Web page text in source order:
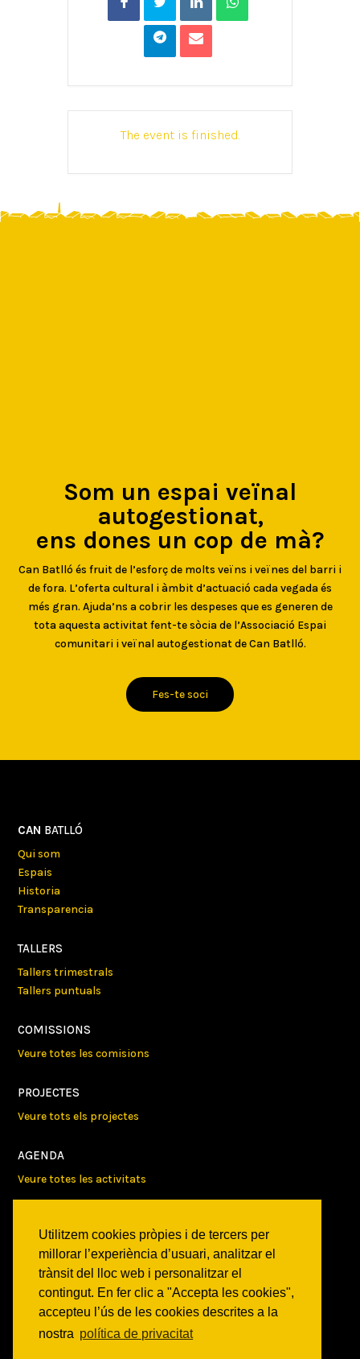
Utilitzem cookies pròpies i de tercers per
millorar l’experiència d’usuari, analitzar el
trànsit del lloc web i personalitzar el
contingut. En fer clic a "Accepta les cookies",
accepteu l’ús de les cookies descrites a la
nostra política de privacitat
The event is finished.
Som un espai veïnal
autogestionat,
ens dones un cop de mà?
Can Batlló és fruit de l’esforç de molts veïns i veïnes del barri i
de fora. L’oferta cultural i àmbit d’actuació cada vegada és
més gran. Ajuda’ns a cobrir les despeses que es generen de
tota aquesta activitat fent-te sòcia de l’Associació Espai
comunitari i veïnal autogestionat de Can Batlló.
Fes-te soci
CAN BATLLÓ
Qui som
Espais
Historia
Transparencia
TALLERS
Tallers trimestrals
Tallers puntuals
COMISSIONS
Veure totes les comisions
PROJECTES
Veure tots els projectes
AGENDA
Veure totes les activitats
Activitats
Comunicats
Victories
ON SOM?
c/ Constitució 19